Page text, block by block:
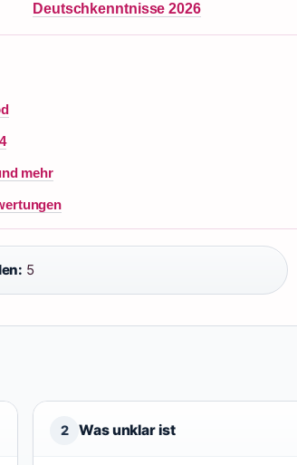
Deutschkenntnisse 2026
mehr
5
2 Was unklar ist